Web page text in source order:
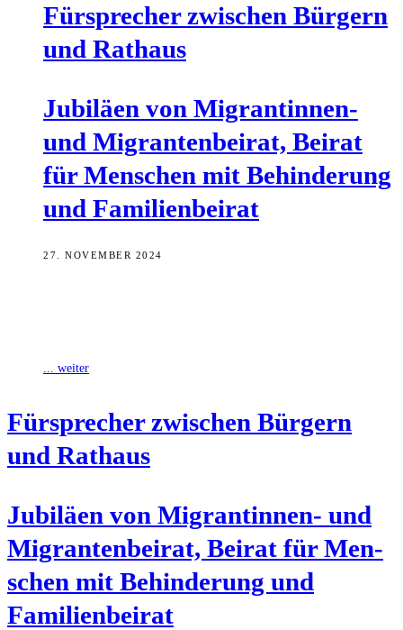
Für­spre­cher zwi­schen Bür­gern
und Rathaus
Jubi­lä­en von Migran­tin­nen-
und Migran­ten­bei­rat, Bei­rat
für Men­schen mit Behin­de­rung
und Familienbeirat
27. NOVEMBER 2024
... weiter
Für­spre­cher zwi­schen Bür­gern
und Rathaus
Jubi­lä­en von Migran­tin­nen- und
Migran­ten­bei­rat, Bei­rat für Men­
schen mit Behin­de­rung und
Familienbeirat